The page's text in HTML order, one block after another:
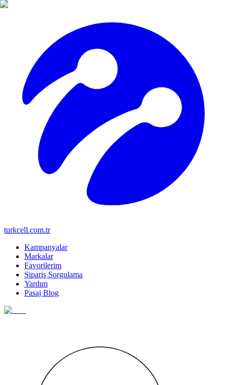
turkcell.com.tr
Kampanyalar
Markalar
Favorilerim
Sipariş Sorgulama
Yardım
Pasaj Blog